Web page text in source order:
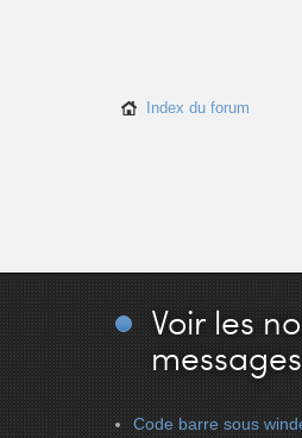
Index du forum
Voir les
messages
Code barre sous